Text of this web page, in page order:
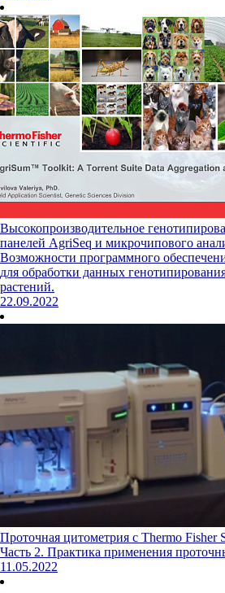
Высокопроизводительное
панелей AgriSeq и микрочипового
Возможности программного
для обработки данных
растений.
22.09.2022
Проточная цитометрия с Thermo Fisher
Часть 2. Практика применения
11.05.2022